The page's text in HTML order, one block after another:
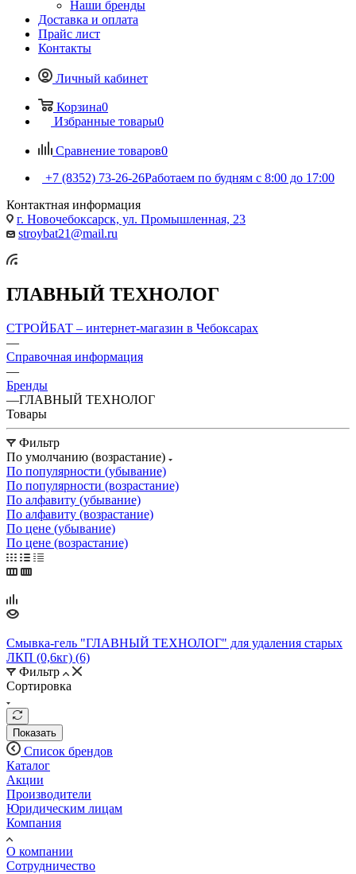
Наши бренды
Доставка и оплата
Прайс лист
Контакты
Личный кабинет
Корзина0
Избранные товары0
Сравнение товаров0
+7 (8352) 73-26-26Работаем по будням с 8:00 до 17:00
Контактная информация
г. Новочебоксарск, ул. Промышленная, 23
stroybat21@mail.ru
ГЛАВНЫЙ ТЕХНОЛОГ
СТРОЙБАТ – интернет-магазин в Чебоксарах
—
Справочная информация
—
Бренды
—ГЛАВНЫЙ ТЕХНОЛОГ
Товары
Фильтр
По умолчанию (возрастание)
По популярности (убывание)
По популярности (возрастание)
По алфавиту (убывание)
По алфавиту (возрастание)
По цене (убывание)
По цене (возрастание)
Смывка-гель "ГЛАВНЫЙ ТЕХНОЛОГ" для удаления старых
ЛКП (0,6кг) (6)
Фильтр
Сортировка
Показать
Список брендов
Каталог
Акции
Производители
Юридическим лицам
Компания
О компании
Сотрудничество